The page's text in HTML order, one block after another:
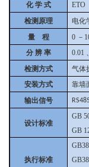
化 学 式
ETO
检测原理
电化
量
程 0 －
分 辨 率
0.01
检测方式
气体
安装方式
靠墙
输出信号
设计标准
GB
GB
执行标准